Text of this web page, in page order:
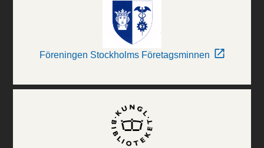
Föreningen Stockholms Företagsminnen